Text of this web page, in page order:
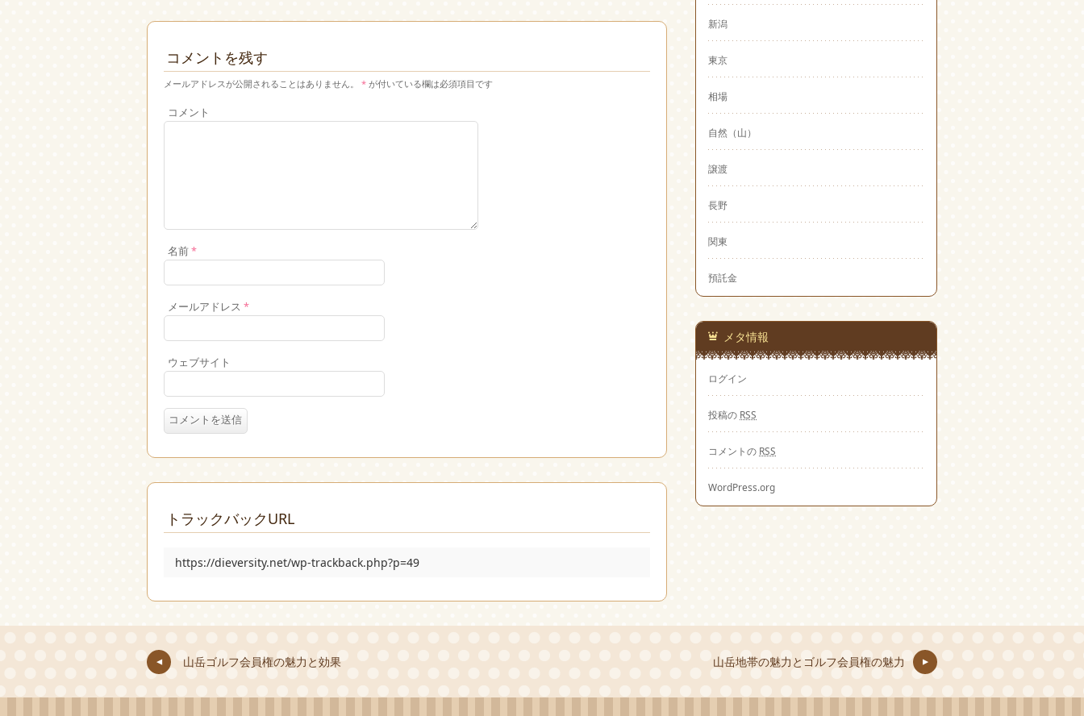
コメントを残す
メールアドレスが公開されることはありません。 * が付いている欄は必須項目です
コメント
名前*
メールアドレス *
ウェブサイト
トラックバックURL
https://dieversity.net/wp-trackback.php?p=49
新潟
東京
相場
自然（山）
譲渡
長野
関東
預託金
メタ情報
ログイン
投稿の RSS
コメントの RSS
WordPress.org
山岳ゴルフ会員権の魅力と効果 山岳地帯の魅力とゴルフ会員権の魅力